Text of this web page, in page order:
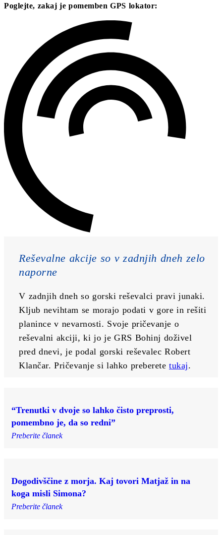
Poglejte, zakaj je pomemben GPS lokator:
Reševalne akcije so v zadnjih dneh zelo
naporne
V zadnjih dneh so gorski reševalci pravi junaki.
Kljub nevihtam se morajo podati v gore in rešiti
planince v nevarnosti. Svoje pričevanje o
reševalni akciji, ki jo je GRS Bohinj doživel
pred dnevi, je podal gorski reševalec Robert
Klančar. Pričevanje si lahko preberete tukaj.
“Trenutki v dvoje so lahko čisto preprosti,
pomembno je, da so redni”
Preberite članek
Dogodivščine z morja. Kaj tovori Matjaž in na
koga misli Simona?
Preberite članek